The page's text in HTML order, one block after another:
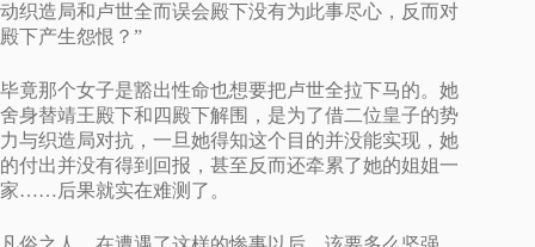
动织造局和卢世全而误会殿下没有为此事尽心，反而对
殿下产生怨恨？”
毕竟那个女子是豁出性命也想要把卢世全拉下马的。她
舍身替靖王殿下和四殿下解围，是为了借二位皇子的势
力与织造局对抗，一旦她得知这个目的并没能实现，她
的付出并没有得到回报，甚至反而还牵累了她的姐姐一
家……后果就实在难测了。